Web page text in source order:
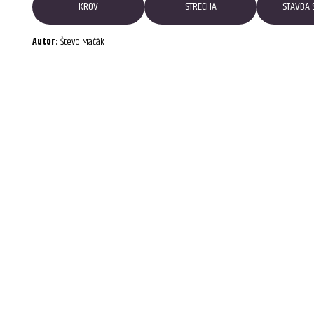
KROV STRECHA STAVBA
Autor:Števo Mačák